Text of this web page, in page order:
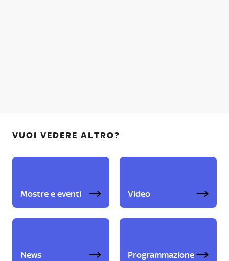
VUOI VEDERE ALTRO?
Mostre e eventi Video
News Programmazione